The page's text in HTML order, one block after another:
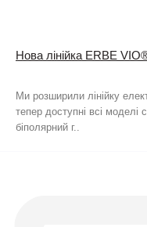
Нова лінійка ERBE
Ми розширили лінійку
тепер доступні всі моделі
біполярний г..